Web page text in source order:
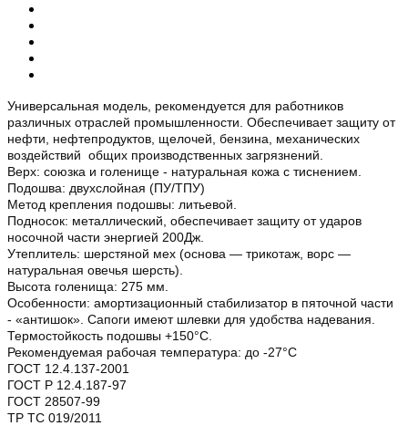
Универсальная модель, рекомендуется для работников
различных отраслей промышленности. Обеспечивает защиту от
нефти, нефтепродуктов, щелочей, бензина, механических
воздействий общих производственных загрязнений.
Верх: союзка и голенище - натуральная кожа с тиснением.
Подошва: двухслойная (ПУ/ТПУ)
Метод крепления подошвы: литьевой.
Подносок: металлический, обеспечивает защиту от ударов
носочной части энергией 200Дж.
Утеплитель: шерстяной мех (основа — трикотаж, ворс —
натуральная овечья шерсть).
Высота голенища: 275 мм.
Особенности: амортизационный стабилизатор в пяточной части
- «антишок». Сапоги имеют шлевки для удобства надевания.
Термостойкость подошвы +150°С.
Рекомендуемая рабочая температура: до -27°С
ГОСТ 12.4.137-2001
ГОСТ Р 12.4.187-97
ГОСТ 28507-99
ТР ТС 019/2011